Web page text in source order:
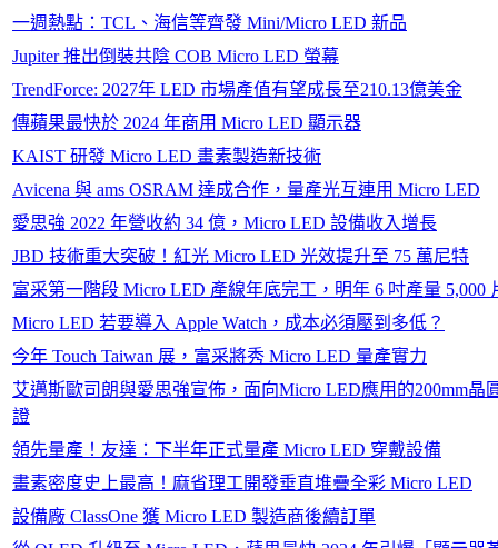
一週熱點：TCL、海信等齊發 Mini/Micro LED 新品
Jupiter 推出倒裝共陰 COB Micro LED 螢幕
TrendForce: 2027年 LED 市場產值有望成長至210.13億美金
傳蘋果最快於 2024 年商用 Micro LED 顯示器
KAIST 研發 Micro LED 畫素製造新技術
Avicena 與 ams OSRAM 達成合作，量產光互連用 Micro LED
愛思強 2022 年營收約 34 億，Micro LED 設備收入增長
JBD 技術重大突破！紅光 Micro LED 光效提升至 75 萬尼特
富采第一階段 Micro LED 產線年底完工，明年 6 吋產量 5,000
Micro LED 若要導入 Apple Watch，成本必須壓到多低？
今年 Touch Taiwan 展，富采將秀 Micro LED 量產實力
艾邁斯歐司朗與愛思強宣佈，面向Micro LED應用的200mm
證
領先量產！友達：下半年正式量產 Micro LED 穿戴設備
畫素密度史上最高！麻省理工開發垂直堆疊全彩 Micro LED
設備廠 ClassOne 獲 Micro LED 製造商後續訂單